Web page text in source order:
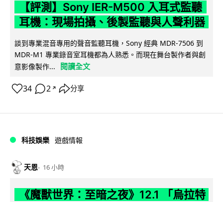
【評測】Sony IER-M500 入耳式監聽
耳機：現場拍攝、後製監聽與人聲利器
談到專業混音專用的聲音監聽耳機，Sony 經典 MDR-7506 到
MDR-M1 專業錄音室耳機都為人熟悉。而現在舞台製作者與創
意影像製作...
閱讀全文
34 2 ↗ 分享
科技娛樂 遊戲情報
天恩 16 小時
《魔獸世界：至暗之夜》12.1 「烏拉特